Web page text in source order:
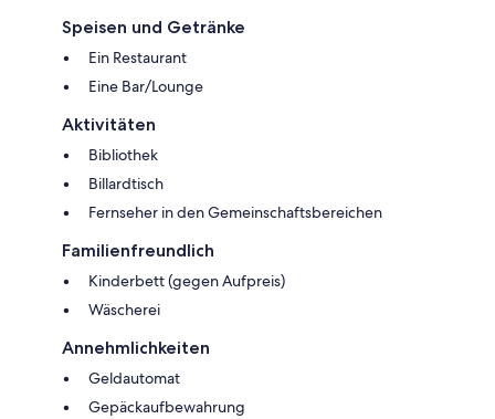
Speisen und Getränke
Ein Restaurant
Eine Bar/Lounge
Aktivitäten
Bibliothek
Billardtisch
Fernseher in den Gemeinschaftsbereichen
Familienfreundlich
Kinderbett (gegen Aufpreis)
Wäscherei
Annehmlichkeiten
Geldautomat
Gepäckaufbewahrung